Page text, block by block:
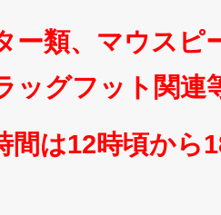
ー類、マウスピ
ッグフット関連
間は12時頃から